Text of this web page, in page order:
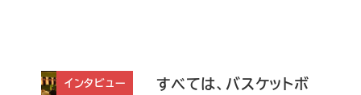
インタビュー
すべては、バスケットボ